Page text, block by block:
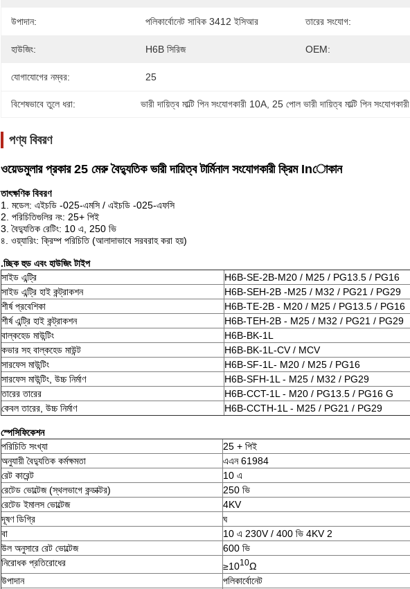
উপাদান: পলিকার্বোনেট সাবিক 3412 ইসিআর তারের সংযোগ:
হাউজিং: H6B সিরিজ OEM:
যোগাযোগের নম্বর: 25
বিশেষভাবে তুলে ধরা: ভারী দায়িত্ব মাল্টি পিন সংযোগকারী 10A 25 পোল ভারী দায়িত্ব মাল্টি পিন সংযোগকারী
পণ্য বিবরণ
ওয়েডমুলার প্রকার 25 মেরু বৈদ্যুতিক ভারী দায়িত্ব টার্মিনাল সংযোগকারী ক্রিম Inোকান
তাৎক্ষণিক বিবরণ
1. মডেল: এইচডি -025-এমসি / এইচডি -025-এফসি
2. পরিচিতিগুলির নং: 25+ পিই
3. বৈদ্যুতিক রেটিং: 10 এ, 250 ভি
৪. ওয়্যারিং: ক্রিম্প পরিচিতি (আলাদাভাবে সরবরাহ করা হয়)
.চ্ছিক হুড এবং হাউজিং টাইপ
সাইড এন্ট্রি
H6B-SE-2B-M20 / M25 / PG13.5 / PG16
সাইড এন্ট্রি হাই কন্ট্রাকশন
H6B-SEH-2B -M25 / M32 / PG21 / PG29
শীর্ষ প্রবেশিকা
H6B-TE-2B - M20 / M25 / PG13.5 / PG16
শীর্ষ এন্ট্রি হাই কন্ট্রাকশন
H6B-TEH-2B - M25 / M32 / PG21 / PG29
বাল্কহেড মাউন্টিং
H6B-BK-1L
কভার সহ বাল্কহেড মাউন্ট
H6B-BK-1L-CV / MCV
সারফেস মাউন্টিং
H6B-SF-1L- M20 / M25 / PG16
সারফেস মাউন্টিং, উচ্চ নির্মাণ
H6B-SFH-1L - M25 / M32 / PG29
তারের তারের
H6B-CCT-1L - M20 / PG13.5 / PG16 G
কেবল তারের, উচ্চ নির্মাণ
H6B-CCTH-1L - M25 / PG21 / PG29
স্পেসিফিকেশন
পরিচিতি সংখ্যা
25 + পিই
অনুযায়ী বৈদ্যুতিক কর্মক্ষমতা
এএন 61984
রেট কারেন্ট
10 এ
রেটেড ভোল্টেজ (স্থলভাগে কন্ডাক্টর)
250 ভি
রেটেড ইমালস ভোল্টেজ
4KV
দূষণ ডিগ্রি
ঘ
বা
10 এ 230V / 400 ভি 4KV 2
উল অনুসারে রেট ভোল্টেজ
600 ভি
নিরোধক প্রতিরোধের
≥1010Ω
উপাদান
পলিকার্বোনেট